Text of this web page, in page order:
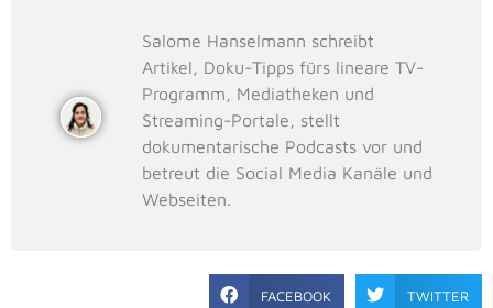
Salome Hanselmann schreibt
Artikel, Doku-Tipps fürs lineare TV-
Programm, Mediatheken und
Streaming-Portale, stellt
dokumentarische Podcasts vor und
betreut die Social Media Kanäle und
Webseiten.
FACEBOOK TWITTER